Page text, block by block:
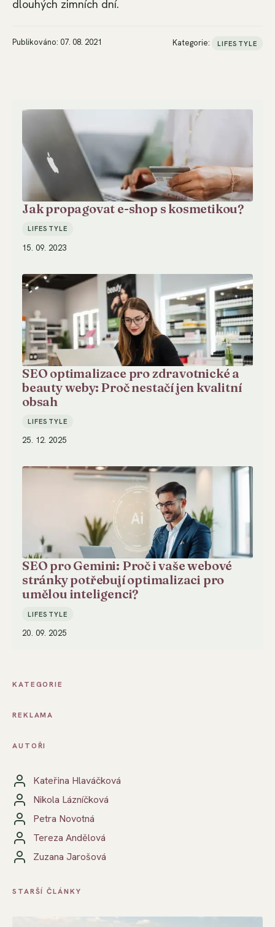
dlouhých zimních dní.
Publikováno: 07. 08. 2021 Kategorie: LIFESTYLE
Jak propagovat e-shop s kosmetikou?
LIFESTYLE
15. 09. 2023
SEO optimalizace pro zdravotnické a
beauty weby: Proč nestačí jen kvalitní
obsah
LIFESTYLE
25. 12. 2025
SEO pro Gemini: Proč i vaše webové
stránky potřebují optimalizaci pro
umělou inteligenci?
LIFESTYLE
20. 09. 2025
KATEGORIE
REKLAMA
AUTOŘI
Kateřina Hlaváčková
Nikola Lázníčková
Petra Novotná
Tereza Andělová
Zuzana Jarošová
STARŠÍ ČLÁNKY